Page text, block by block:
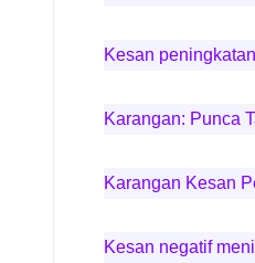
Kesan
Karangan: Punca
Karangan Kesan
Kesan negatif